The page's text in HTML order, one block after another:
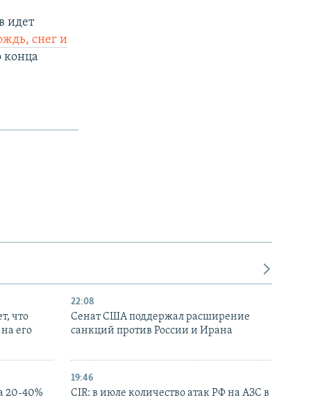
идет
снег и
конца
что
его
22:08
Сенат США поддержал расширение
санкций против России и Ирана
20-40%
19:46
CIR: в июле количество атак РФ на АЗС в